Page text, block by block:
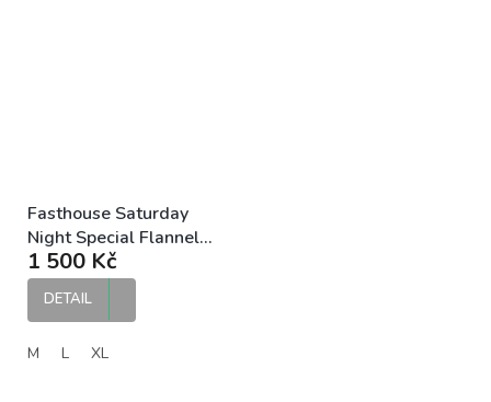
Fasthouse Saturday
Night Special Flannel
Vintage Gold pánská
flanelová košile
1 500 Kč
DETAIL
M L XL